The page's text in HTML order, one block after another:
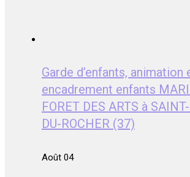
Garde d’enfants, animation
encadrement enfants
FORET DES ARTS à
DU-ROCHER (37)
Août 04